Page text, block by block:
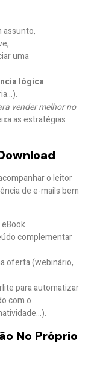
assunto,
uma
lógica
vender melhor no
as estratégias
o leitor
de e-mails bem
complementar
oferta (webinário,
para automatizar
com o
No Próprio